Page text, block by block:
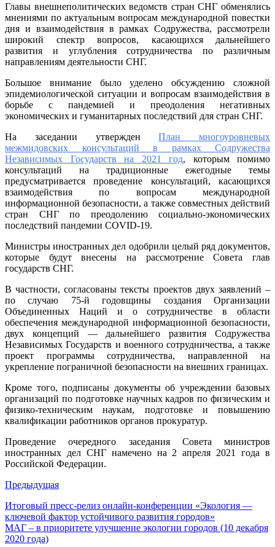
формате
Главы внешнеполитических ведомств стран СНГ обменялись
мнениями по актуальным вопросам международной повестки
дня и взаимодействия в рамках Содружества, рассмотрели
широкий спектр вопросов, касающихся дальнейшего
развития и углубления сотрудничества по различным
направлениям деятельности СНГ.
Большое внимание было уделено обсуждению сложной
эпидемиологической ситуации и вопросам взаимодействия в
борьбе с пандемией и преодоления негативных
экономических и гуманитарных последствий для стран СНГ.
На заседании утвержденПлан многоуровневых
межмидовских консультаций в рамках Содружества
Независимых Государств на 2021 год, которым помимо
консультаций на традиционные ежегодные темы
предусматривается проведение консультаций, касающихся
взаимодействия по вопросам международной
информационной безопасности, а также совместных действий
стран СНГ по преодолению социально-экономических
последствий пандемии COVID-19.
Министры иностранных дел одобрили целый ряд документов,
которые будут внесены на рассмотрение Совета глав
государств СНГ.
В частности, согласованы тексты проектов двух заявлений –
по случаю 75-й годовщины создания Организации
Объединенных Наций и о сотрудничестве в области
обеспечения международной информационной безопасности,
двух концепций — дальнейшего развития Содружества
Независимых Государств и военного сотрудничества, а также
проект программы сотрудничества, направленной на
укрепление пограничной безопасности на внешних границах.
Кроме того, подписаны документы об учреждении базовых
организаций по подготовке научных кадров по физическим и
физико-техническим наукам, подготовке и повышению
квалификации работников органов прокуратур.
Проведение очередного заседания Совета министров
иностранных дел СНГ намечено на 2 апреля 2021 года в
Российской Федерации.
Предыдущая
Итоговый пресс-релиз онлайн-конференции «Экология —
ключевой фактор устойчивого развития городов»
МАГ – в приоритете улучшение экологии городов (10 декабря
2020 года)